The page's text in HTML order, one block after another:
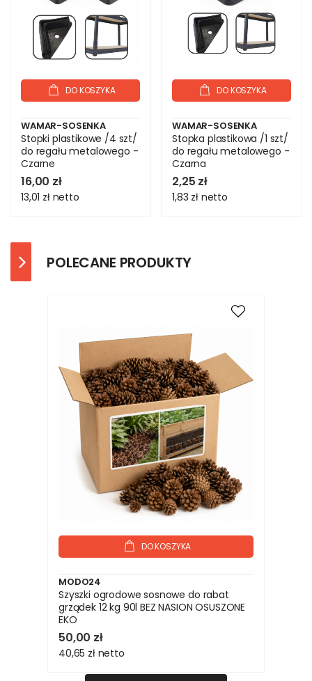
DO KOSZYKA
WAMAR-SOSENKA
Stopki plastikowe /4 szt/
do regału metalowego -
Czarne
16,00 zł
13,01 zł netto
DO KOSZYKA
WAMAR-SOSENKA
Stopka plastikowa /1 szt/
do regału metalowego -
Czarna
2,25 zł
1,83 zł netto
POLECANE PRODUKTY
DO KOSZYKA
MODO24
Szyszki ogrodowe sosnowe do rabat
grządek 12 kg 90l BEZ NASION OSUSZONE
EKO
50,00 zł
40,65 zł netto